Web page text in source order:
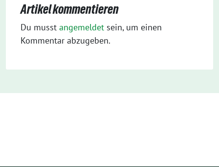
Artikel kommentieren
Du musst angemeldet sein, um einen
Kommentar abzugeben.